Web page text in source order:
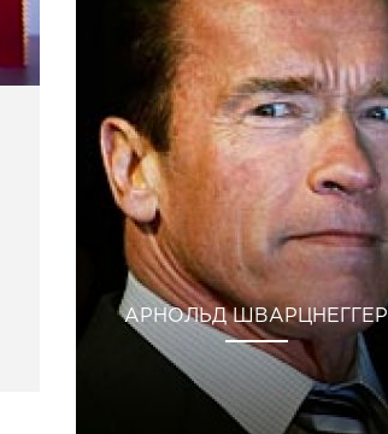
АРНОЛЬД ШВАРЦНЕГГЕР